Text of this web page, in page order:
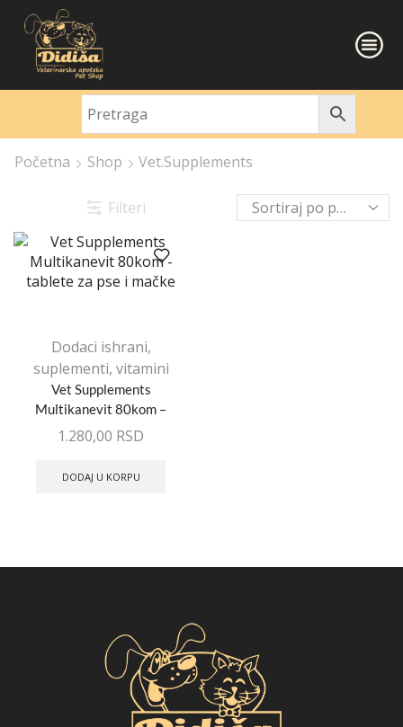
Početna Shop Vet.Supplements
Filteri
Dodaci ishrani,
suplementi, vitamini
Vet Supplements
Multikanevit 80kom –
tablete za pse i mačke
1.280,00 RSD
DODAJ U KORPU